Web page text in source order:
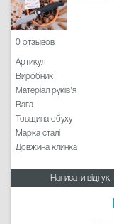
0 отзывов
Артикул
Виробник
Матеріал руків'я
Вага
Товщина обуху
Марка сталі
Довжина клинка
Написати відгук